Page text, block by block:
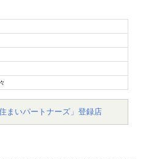
まいパートナーズ」登録店